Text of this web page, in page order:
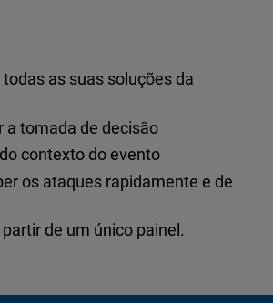
as suas soluções da
a tomada de decisão
contexto do evento
os ataques rapidamente e de
de um único painel.